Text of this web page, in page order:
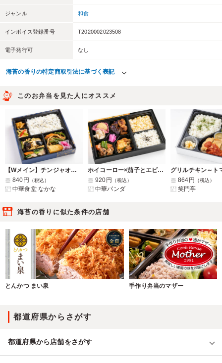
ジャンル 和食
インボイス登録番号 T2020002023508
電子発行可 なし
海苔の香りの特定商取引法に基づく表記
このお弁当を見た人にオススメ
【Wメイン】チンジャオロース×きくらげ玉子炒め弁当
840円
（税込）
中華食堂 なかな
ホイコーロー×茄子とエビピリ辛炒め×鶏肉黒胡椒炒め弁当
920円
（税込）
中華パンダ
864円 （税込）
笑門亭
海苔の香りに似た条件の店舗
とんかつ まい泉 手作り弁当のマザー
都道府県からさがす
都道府県から店舗をさがす